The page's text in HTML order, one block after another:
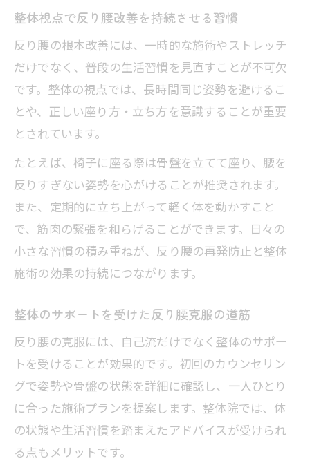
整体視点で反り腰改善を持続させる習慣
反り腰の根本改善には、一時的な施術やストレッチ
だけでなく、普段の生活習慣を見直すことが不可欠
です。整体の視点では、長時間同じ姿勢を避けるこ
とや、正しい座り方・立ち方を意識することが重要
とされています。
たとえば、椅子に座る際は骨盤を立てて座り、腰を
反りすぎない姿勢を心がけることが推奨されます。
また、定期的に立ち上がって軽く体を動かすこと
で、筋肉の緊張を和らげることができます。日々の
小さな習慣の積み重ねが、反り腰の再発防止と整体
施術の効果の持続につながります。
整体のサポートを受けた反り腰克服の道筋
反り腰の克服には、自己流だけでなく整体のサポー
トを受けることが効果的です。初回のカウンセリン
グで姿勢や骨盤の状態を詳細に確認し、一人ひとり
に合った施術プランを提案します。整体院では、体
の状態や生活習慣を踏まえたアドバイスが受けられ
る点もメリットです。